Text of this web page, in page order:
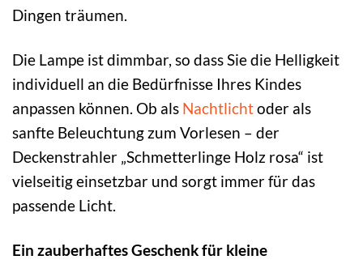
Dingen träumen.
Die Lampe ist dimmbar, so dass Sie die Helligkeit
individuell an die Bedürfnisse Ihres Kindes
anpassen können. Ob als Nachtlichtoder als
sanfte Beleuchtung zum Vorlesen – der
Deckenstrahler „Schmetterlinge Holz rosa“ ist
vielseitig einsetzbar und sorgt immer für das
passende Licht.
Ein zauberhaftes Geschenk für kleine